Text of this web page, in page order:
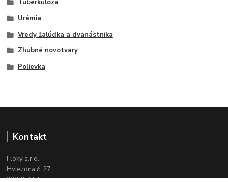
Tuberkulóza
Urémia
Vredy žalúdka a dvanástnika
Zhubné novotvary
Polievka
Kontakt
Floky s.r.o.
Hviezdna č. 27
90045 Malinovo